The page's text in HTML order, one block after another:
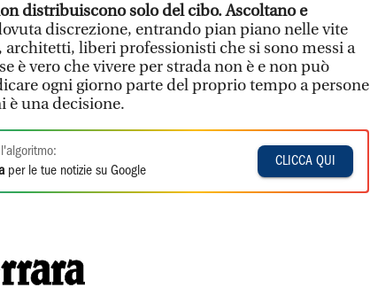
distribuiscono solo del cibo.Ascoltano e
discrezione, entrando pian piano nelle vite
liberi professionisti che si sono messi a
è vero che vivere per strada non è e non può
ogni giorno parte del proprio tempo a persone
è una decisione.
per le tue notizie su Google
CLICCA QUI